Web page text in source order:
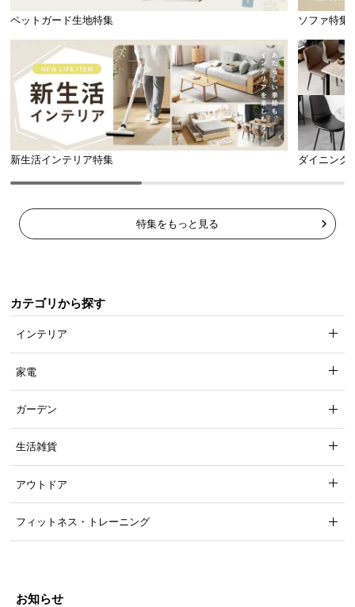
ペットガード生地特集 ソファ特集
新生活インテリア特集 ダイニング
特集をもっと見る
カテゴリから探す
インテリア
家電
ガーデン
生活雑貨
アウトドア
フィットネス・トレーニング
お知らせ